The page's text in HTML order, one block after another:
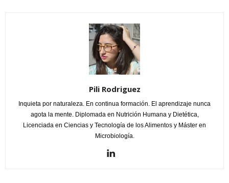
Pili Rodriguez
Inquieta por naturaleza. En continua formación. El aprendizaje nunca
agota la mente. Diplomada en Nutrición Humana y Dietética,
Licenciada en Ciencias y Tecnología de los Alimentos y Máster en
Microbiología.